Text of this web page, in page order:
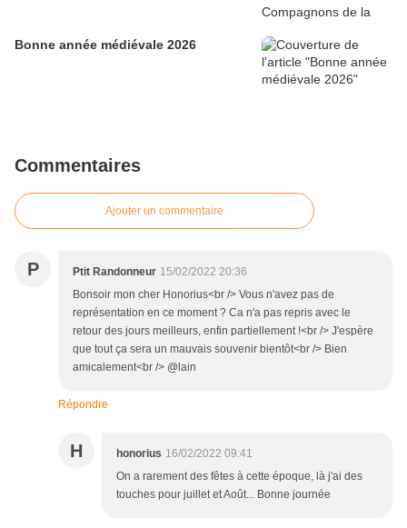
Bonne année médiévale 2026
Commentaires
Ajouter un commentaire
P Ptit Randonneur 15/02/2022 20:36
Bonsoir mon cher Honorius<br /> Vous n'avez pas de
représentation en ce moment ? Ca n'a pas repris avec le
retour des jours meilleurs, enfin partiellement !<br /> J'espère
que tout ça sera un mauvais souvenir bientôt<br /> Bien
amicalement<br /> @lain
Répondre
H honorius 16/02/2022 09:41
On a rarement des fêtes à cette époque, là j'ai des
touches pour juillet et Août... Bonne journée